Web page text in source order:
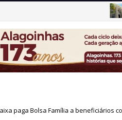
paga Bolsa Família a beneficiários